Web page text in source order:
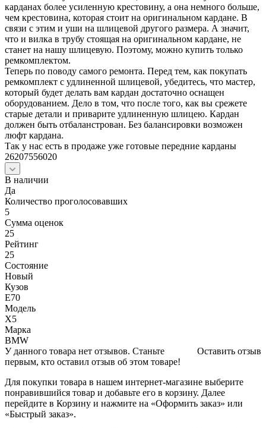
карданах более усиленную крестовину, а она немного больше,
чем крестовина, которая стоит на оригинальном кардане. В
связи с этим и уши на шлицевой другого размера. А значит,
что и вилка в трубу стоящая на оригинальном кардане, не
станет на нашу шлицевую. Поэтому, можно купить только
ремкомплектом.
Теперь по поводу самого ремонта. Перед тем, как покупать
ремкомплект с удлиненной шлицевой, убедитесь, что мастер,
который будет делать вам кардан достаточно оснащен
оборудованием. Дело в том, что после того, как вы срежете
старые детали и приварите удлиненную шлицею. Кардан
должен быть отбаланстрован. Без балансировки возможен
люфт кардана.
Так у нас есть в продаже уже готовые передние карданы
26207556020
В наличии
Да
Количество проголосовавших
5
Сумма оценок
25
Рейтинг
25
Состояние
Новый
Кузов
Е70
Модель
Х5
Марка
BMW
Оставить отзыв
У данного товара нет отзывов. Станьте
первым, кто оставил отзыв об этом товаре!
Для покупки товара в нашем интернет-магазине выберите
понравившийся товар и добавьте его в корзину. Далее
перейдите в Корзину и нажмите на «Оформить заказ» или
«Быстрый заказ».